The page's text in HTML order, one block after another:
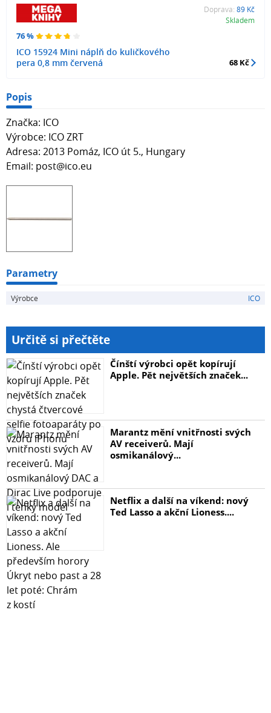
76 %
ICO 15924 Mini náplň do kuličkového
pera 0,8 mm červená
Doprava: 89 Kč
Skladem
68 Kč
Popis
Značka: ICO
Výrobce: ICO ZRT
Adresa: 2013 Pomáz, ICO út 5., Hungary
Email: post@ico.eu
Parametry
Výrobce ICO
Určitě si přečtěte
Čínští výrobci opět kopírují
Apple. Pět největších značek...
Marantz mění vnitřnosti svých
AV receiverů. Mají
osmikanálový...
Netflix a další na víkend: nový
Ted Lasso a akční Lioness....